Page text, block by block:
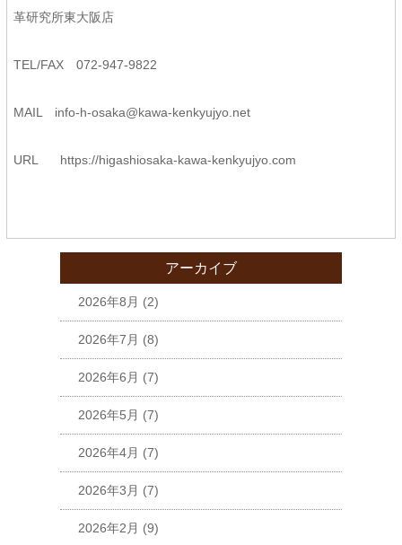
革研究所東大阪店
TEL/FAX 072-947-9822
MAIL info-h-osaka@kawa-kenkyujyo. net
URL https://higashiosaka-kawa-kenkyujyo.com
アーカイブ
2026年8月 (2)
2026年7月 (8)
2026年6月 (7)
2026年5月 (7)
2026年4月 (7)
2026年3月 (7)
2026年2月 (9)